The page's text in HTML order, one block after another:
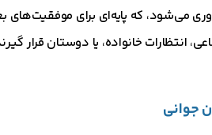
می‌شود، که پایه‌ای برای
انتظارات خانواده، یا دوستان قرار
جوانی